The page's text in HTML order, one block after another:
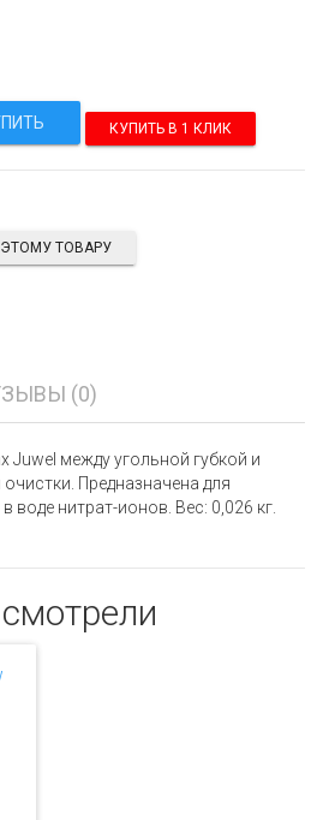
КУПИТЬ В 1 КЛИК
ТОВАРУ
(0)
между угольной губкой и
Предназначена для
воде нитрат-ионов. Вес: 0,026 кг.